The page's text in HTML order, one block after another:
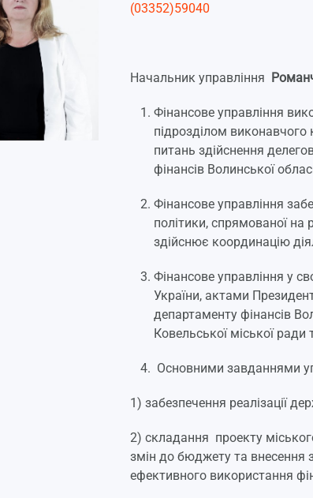
(03352)59040
Начальник управління
Фінансове управління
підрозділом виконавчого
питань здійснення
фінансів Волинської
Фінансове управління
політики, спрямованої на
здійснює координацію
Фінансове управління у
України, актами
департаменту фінансів
Ковельської міської
Основними завданнями
1) забезпечення реалізації
2) складання проекту
змін до бюджету та внесення
ефективного використання